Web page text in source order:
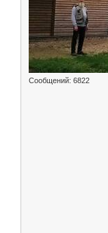
Сообщений: 6822